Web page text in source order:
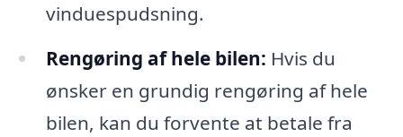
vinduespudsning.
Rengøring af hele bilen: Hvis du
ønsker en grundig rengøring af hele
bilen, kan du forvente at betale fra